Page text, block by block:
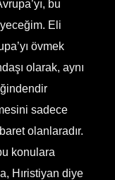
bu
Eli
övmek
olarak, aynı
sadece
olanlaradır.
konulara
Hıristiyan diye